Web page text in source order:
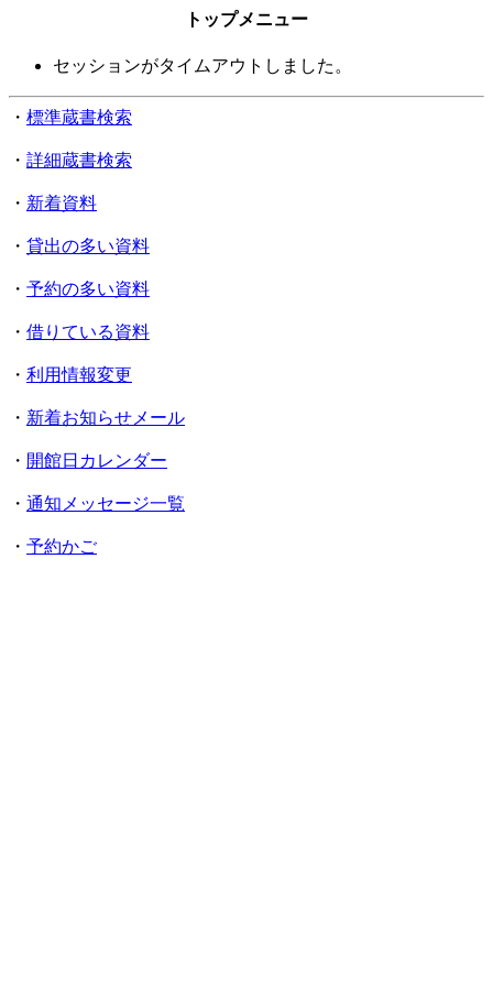
トップメニュー
セッションがタイムアウトしました。
・ 標準蔵書検索
・ 詳細蔵書検索
・ 新着資料
・ 貸出の多い資料
・ 予約の多い資料
・ 借りている資料
・ 利用情報変更
・ 新着お知らせメール
・ 開館日カレンダー
・ 通知メッセージ一覧
・ 予約かご